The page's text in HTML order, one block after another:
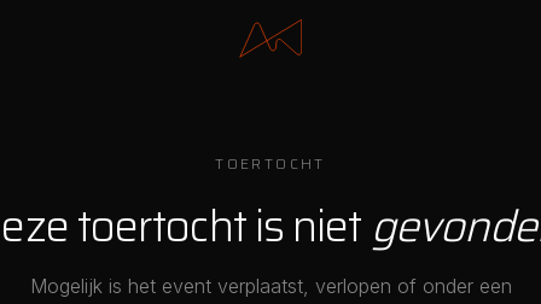
TOERTOCHT
toertocht is niet
Mogelijk is het event verplaatst, verlopen of onder een